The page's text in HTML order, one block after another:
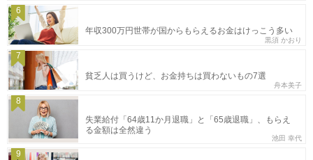
6
年収300万円世帯が国からもらえるお金はけっこう多い
黒須 かおり
7
貧乏人は買うけど、お金持ちは買わないもの7選
舟本美子
8
失業給付「64歳11か月退職」と「65歳退職」、もらえ
る金額は全然違う
池田 幸代
9